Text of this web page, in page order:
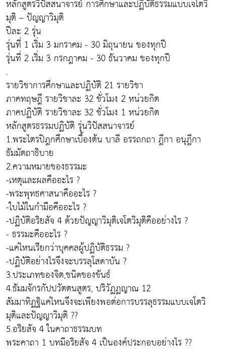
หลักสูตรวิปัสสนาจารย์ การศึกษาและปฏิบัติธรรมแบบเจโตวิ
มุติ – ปัญญาวิมุติ
ปีละ 2 รุ่น
รุ่นที่ 1 เริ่ม 3 มกราคม - 30 มิถุนายน ของทุกปี
รุ่นที่ 2 เริ่ม 3 กรกฎาคม - 30 ธันวาคม ของทุกปี
.
รายวิชาการศึกษาและปฏิบัติ 21 รายวิชา
ภาคทฤษฎี รายวิชาละ 32 ชั่วโมง 2 หน่วยกิต
ภาคปฏิบัติ รายวิชาละ 32 ชั่วโมง 1 หน่วยกิต
หลักสูตรธรรมปฏิบัติ รุ่นวิปัสสนาจารย์
1.พระไตรปิฎกศึกษาเบื้องต้น บาลี อรรถกถา ฎีกา อนุฎีกา
ธัมมัตถาธิบาย
2.ความหมายของธรรมะ
-เหตุและผลคืออะไร ?
-พระพุทธศาสนาคืออะไร ?
-ใบไม้ในกำมือคืออะไร ?
-ปฏิบัติอริยสัจ 4 ด้วยปัญญาวิมุติเจโตวิมุติคืออย่างไร ?
- ธรรมะคืออะไร ?
-แค่ไหนเรียกว่าบุคคลผู้ปฏิบัติธรรม ?
-ปฏิบัติอย่างไรจึงจะบรรลุโสดาบัน ?
3.ประเภทของจิต,ชนิดของขันธ์
4.ธัมมจักรกัปปวัตตนสูตร, ปริวัฏฏญาณ 12
สัมมาทิฏฐิแค่ไหนจึงจะเพียงพอต่อการบรรลุธรรมแบบเจโตวิ
มุติและปัญญาวิมุติ ??
5.อริยสัจ 4 ในคาถาธรรมบท
พระคาถา 1 บทมีอริยสัจ 4 เป็นองค์ประกอบอย่างไร ??